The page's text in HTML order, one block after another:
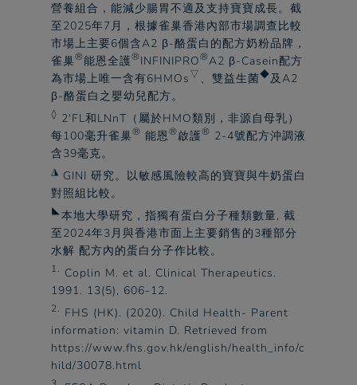
營養組合，能減少腸胃不適及支持寶寶成長。截
至2025年7月，根據雀巢香港內部市場調查比較
市場上主要6個含A2 β-酪蛋白的配方奶粉品牌，
雀巢®能恩全護®INFINIPRO®A2 β-Casein配方
為市場上唯一含有6HMOs▽ 、雙益生菌◆及A2
β-酪蛋白之嬰幼兒配方。​
◊ 2'FL和LNnT（屬於HMO類別，非源自母乳）
每100毫升雀巢® 能恩®啟護® 2-4號配方沖調液
含39毫克。​
◮ GINI 研究。以敏感風險較高的寶寶與牛奶蛋白
對照組比較。​
◣本地大學研究，指獨有蛋白分子種類數量, 截
至2024年3月與香港市面上主要銷售的3種部分
水解 配方內的蛋白分子作比較。​
1. Coplin M. et al. Clinical Therapeutics.
1991. 13(5), 606-12.​
2. FHS (HK). (2020). Child Health- Parent
information: vitamin D. Retrieved from
https://www.fhs.gov.hk/english/health_info/c
hild/30078.html